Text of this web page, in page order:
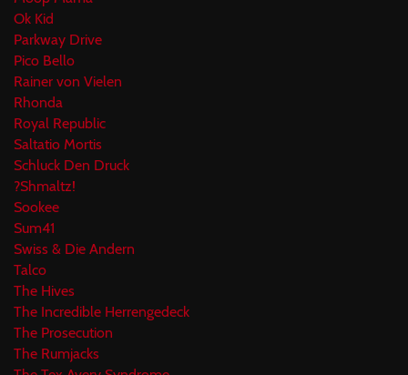
Ok Kid
Parkway Drive
Pico Bello
Rainer von Vielen
Rhonda
Royal Republic
Saltatio Mortis
Schluck Den Druck
?Shmaltz!
Sookee
Sum41
Swiss & Die Andern
Talco
The Hives
The Incredible Herrengedeck
The Prosecution
The Rumjacks